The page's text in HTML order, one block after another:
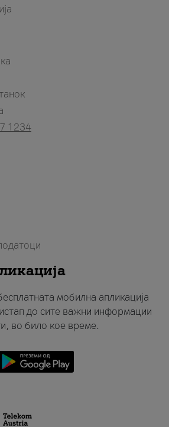
1234
мобилна апликација
до сите важни информации
во било кое време.